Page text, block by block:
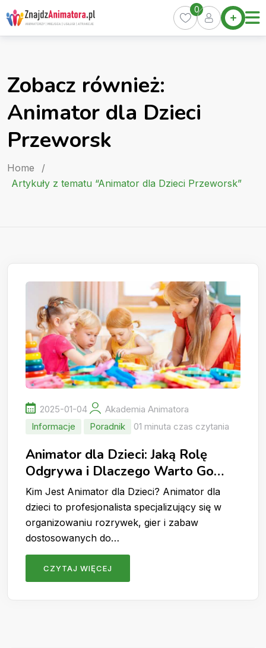
Skip
to
content
Home
Oferty
Kurs
0
Zobacz również:
Animator dla Dzieci
Przeworsk
Home
/
Artykuły z tematu “Animator dla Dzieci Przeworsk”
2025-01-04
Akademia Animatora
Informacje
Poradnik 01 minuta czas czytania
Animator dla Dzieci: Jaką Rolę
Odgrywa i Dlaczego Warto Go
Wynająć?
Kim Jest Animator dla Dzieci? Animator dla
dzieci to profesjonalista specjalizujący się w
organizowaniu rozrywek, gier i zabaw
dostosowanych do…
CZYTAJ WIĘCEJ